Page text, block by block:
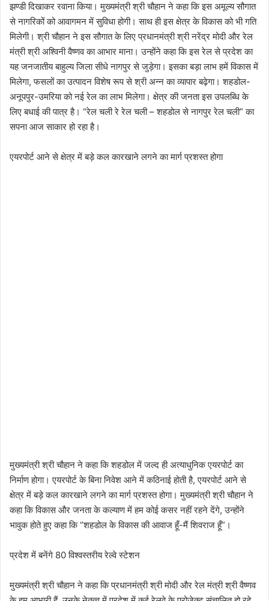
झण्डी दिखाकर रवाना किया। मुख्यमंत्री श्री चौहान ने कहा कि इस अमूल्य सौगात
से नागरिकों को आवागमन में सुविधा होगी। साथ ही इस क्षेत्र के विकास को भी गति
मिलेगी। श्री चौहान ने इस सौगात के लिए प्रधानमंत्री श्री नरेंद्र मोदी और रेल
मंत्री श्री अश्विनी वैष्णव का आभार माना। उन्होंने कहा कि इस रेल से प्रदेश का
यह जनजातीय बाहुल्य जिला सीधे नागपुर से जुड़ेगा। इसका बड़ा लाभ हमें विकास में
मिलेगा, फसलों का उत्पादन विशेष रूप से श्री अन्न का व्यापार बढ़ेगा। शहडोल-
अनूपपुर-उमरिया को नई रेल का लाभ मिलेगा। क्षेत्र की जनता इस उपलब्धि के
लिए बधाई की पात्र है। “रेल चली रे रेल चली – शहडोल से नागपुर रेल चली” का
सपना आज साकार हो रहा है।
एयरपोर्ट आने से क्षेत्र में बड़े कल कारखाने लगने का मार्ग प्रशस्त होगा
मुख्यमंत्री श्री चौहान ने कहा कि शहडोल में जल्द ही अत्याधुनिक एयरपोर्ट का
निर्माण होगा। एयरपोर्ट के बिना निवेश आने में कठिनाई होती है, एयरपोर्ट आने से
क्षेत्र में बड़े कल कारखाने लगने का मार्ग प्रशस्त होगा। मुख्यमंत्री श्री चौहान ने
कहा कि विकास और जनता के कल्याण में हम कोई कसर नहीं रहने देंगे, उन्होंने
भावुक होते हुए कहा कि “शहडोल के विकास की आवाज हूँ-मैं शिवराज हूँ”।
प्रदेश में बनेंगे 80 विश्वस्तरीय रेल्वे स्टेशन
मुख्यमंत्री श्री चौहान ने कहा कि प्रधानमंत्री श्री मोदी और रेल मंत्री श्री वैष्णव